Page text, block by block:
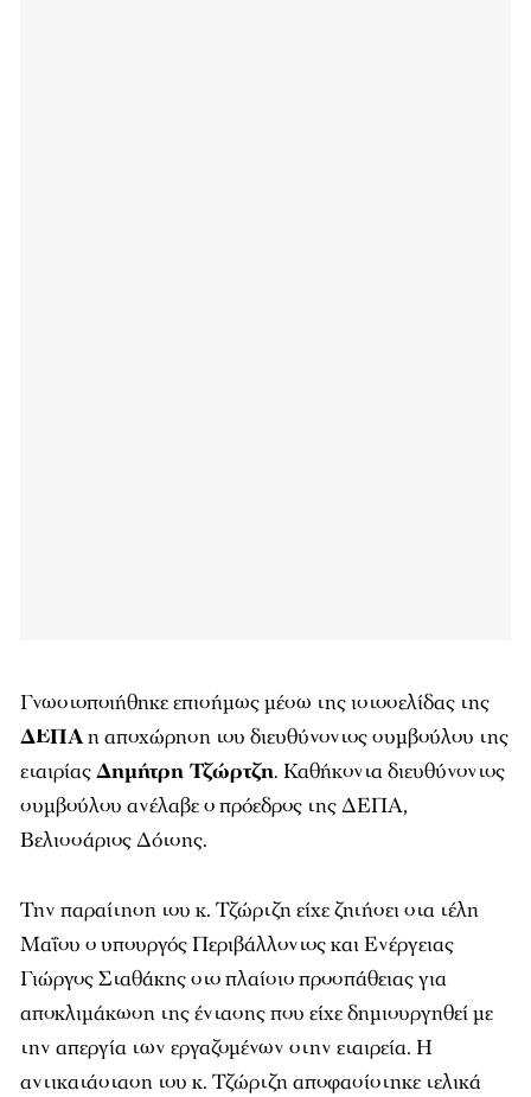
Γνωστοποιήθηκε επισήμως μέσω της ιστοσελίδας της
ΔΕΠΑη αποχώρηση του διευθύνοντος συμβούλου της
εταιρίαςΔημήτρη Τζώρτζη. Καθήκοντα διευθύνοντος
συμβούλου ανέλαβε ο πρόεδρος της ΔΕΠΑ,
Βελισσάριος Δότσης.
Την παραίτηση του κ. Τζώρτζη είχε ζητήσει στα τέλη
Μαΐου ο υπουργός Περιβάλλοντος και Ενέργειας
Γιώργος Σταθάκης στο πλαίσιο προσπάθειας για
αποκλιμάκωση της έντασης που είχε δημιουργηθεί με
την απεργία των εργαζομένων στην εταιρεία. Η
αντικατάσταση του κ. Τζώρτζη αποφασίστηκε τελικά